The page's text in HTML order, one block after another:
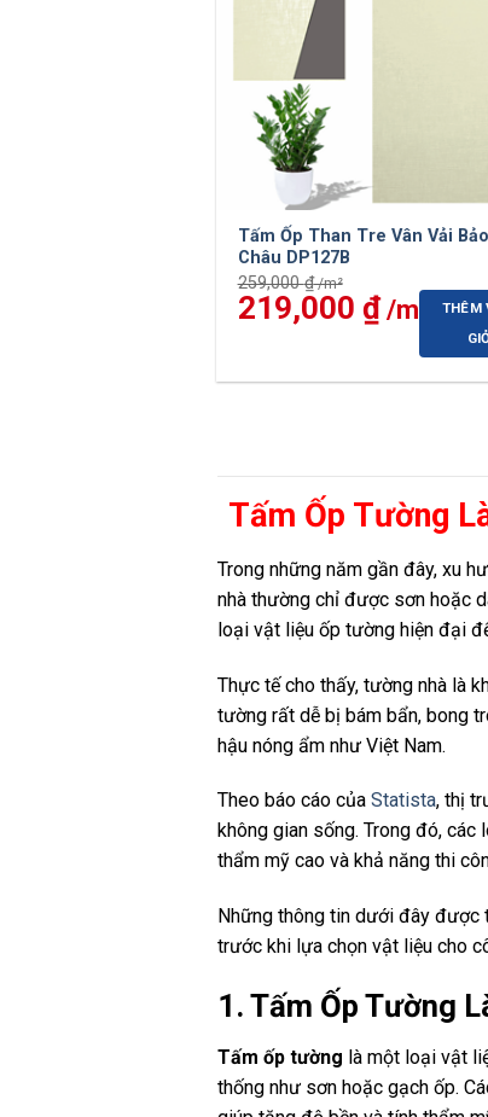
Tấm Ốp Than Tre Vân Vải Bảo
Châu DP127B
259,000₫
Giá
gốc
219,000 ₫
Giá
hiện
THÊM
Tấm Ốp Tường
Trong những năm gần đây, xu
nhà thường chỉ được sơn hoặc
loại vật liệu ốp tường hiện đại
Thực tế cho thấy, tường nhà là
tường rất dễ bị bám bẩn, bong
hậu nóng ẩm như Việt Nam.
Theo báo cáo của Statista, thị
không gian sống. Trong đó, các
thẩm mỹ cao và khả năng thi
Những thông tin dưới đây được
trước khi lựa chọn vật liệu cho
1. Tấm Ốp Tường
Tấm ốp tường là một loại vật
thống như sơn hoặc gạch ốp.